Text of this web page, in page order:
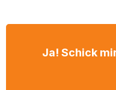
Ja! Schick